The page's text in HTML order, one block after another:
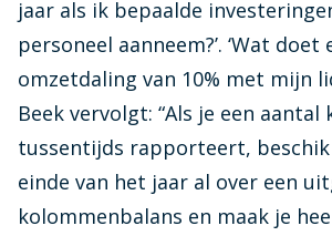
jaar als ik bepaalde
personeel aanneem?’. ‘Wat doet
omzetdaling van 10% met mijn
Beek vervolgt: “Als je een
tussentijds rapporteert, beschik
einde van het jaar al over een
kolommenbalans en maak je